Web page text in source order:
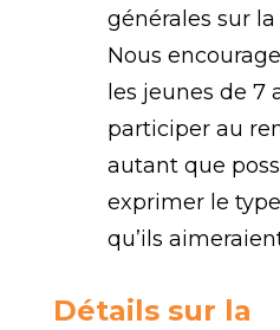
générales sur
Nous
les jeunes de 7
participer au
autant que
exprimer le
qu’ils
Détails sur la